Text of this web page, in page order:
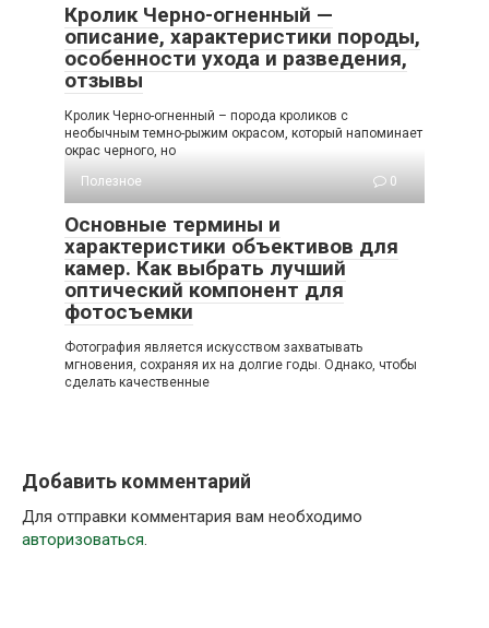
Кролик Черно-огненный —
описание, характеристики породы,
особенности ухода и разведения,
отзывы
Кролик Черно-огненный – порода кроликов с
необычным темно-рыжим окрасом, который напоминает
окрас черного, но
Полезное
0
Основные термины и
характеристики объективов для
камер. Как выбрать лучший
оптический компонент для
фотосъемки
Фотография является искусством захватывать
мгновения, сохраняя их на долгие годы. Однако, чтобы
сделать качественные
Добавить комментарий
Для отправки комментария вам необходимо
авторизоваться